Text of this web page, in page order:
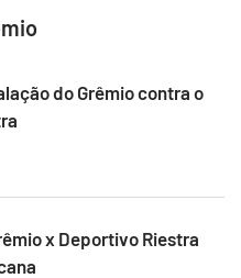
do Grêmio contra o
x Deportivo Riestra